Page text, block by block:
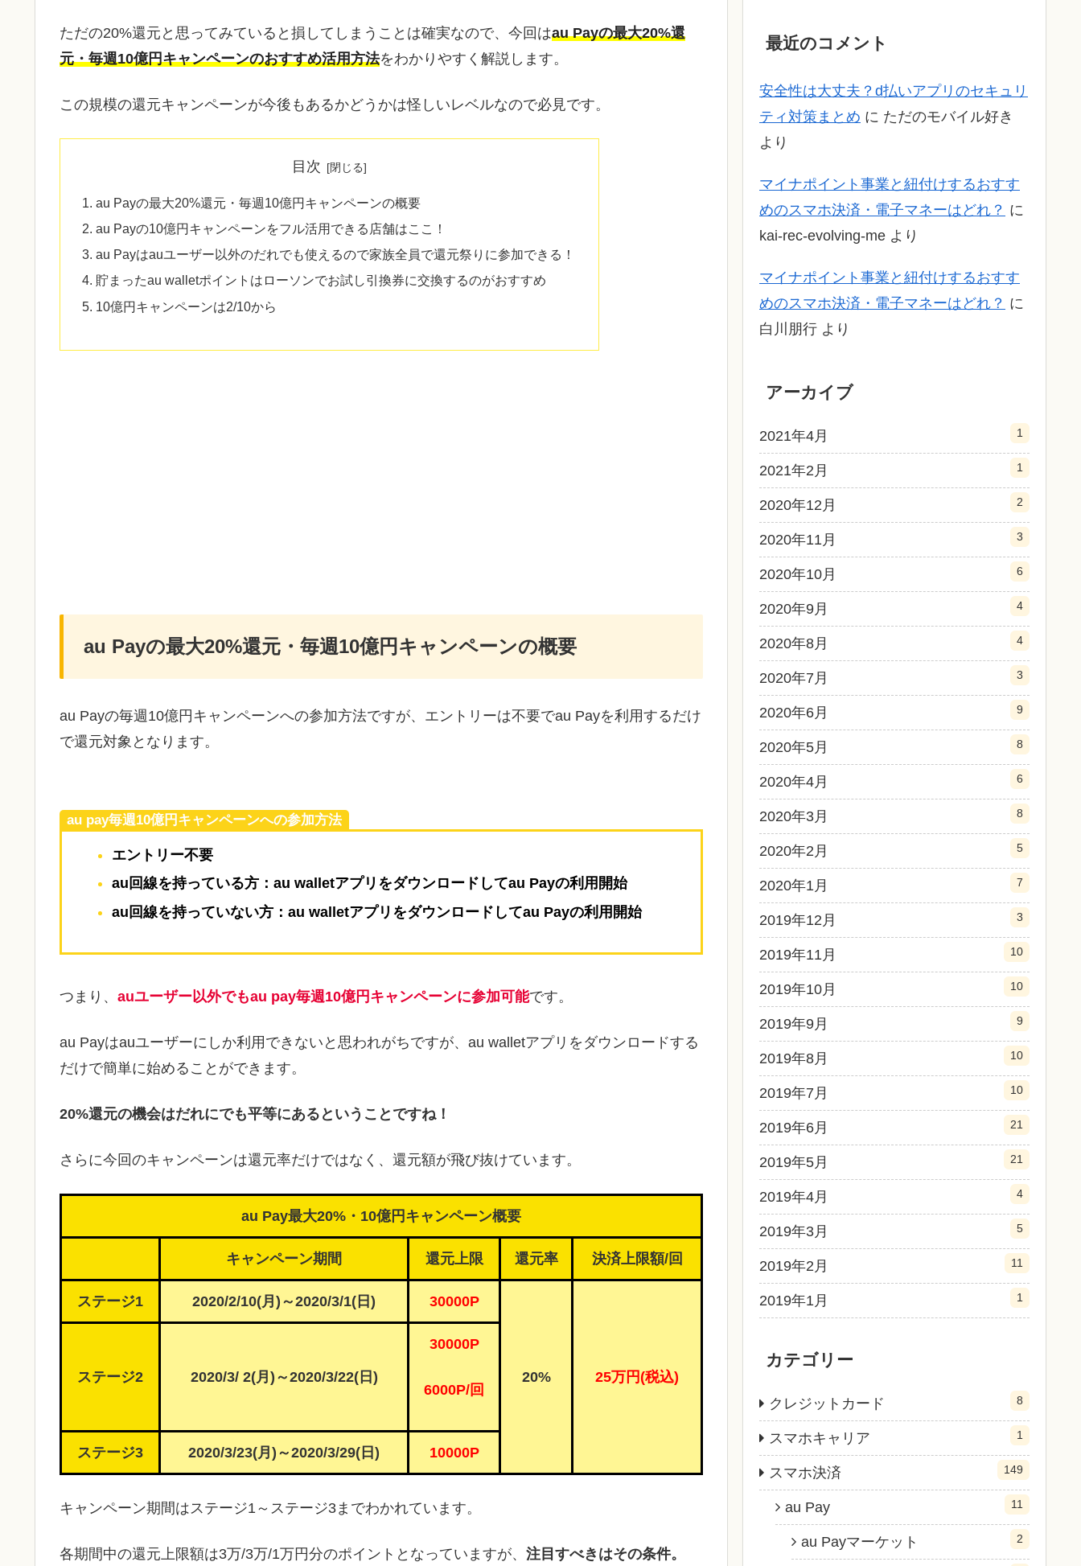
ただの20%還元と思ってみていると損してしまうことは確実なので、今回はau Payの最大20%還
元・毎週10億円キャンペーンのおすすめ活用方法をわかりやすく解説します。
この規模の還元キャンペーンが今後もあるかどうかは怪しいレベルなので必見です。
目次
au Payの最大20%還元・毎週10億円キャンペーンの概要
au Payの10億円キャンペーンをフル活用できる店舗はここ！
au Payはauユーザー以外のだれでも使えるので家族全員で還元祭りに参加できる！
貯まったau walletポイントはローソンでお試し引換券に交換するのがおすすめ
10億円キャンペーンは2/10から
au Payの最大20%還元・毎週10億円キャンペーンの概要
au Payの毎週10億円キャンペーンへの参加方法ですが、エントリーは不要でau Payを利用するだけ
で還元対象となります。
au pay毎週10億円キャンペーンへの参加方法
エントリー不要
au回線を持っている方：au walletアプリをダウンロードしてau Payの利用開始
au回線を持っていない方：au walletアプリをダウンロードしてau Payの利用開始
つまり、 auユーザー以外でもau pay毎週10億円キャンペーンに参加可能です。
au Payはauユーザーにしか利用できないと思われがちですが、au walletアプリをダウンロードする
だけで簡単に始めることができます。
20%還元の機会はだれにでも平等にあるということですね！
さらに今回のキャンペーンは還元率だけではなく、還元額が飛び抜けています。
au Pay最大20%・10億円キャンペーン概要
キャンペーン期間 還元上限 還元率 決済上限額/回
ステージ1 2020/2/10(月)～2020/3/1(日) 30000P
20% 25万円(税込)
ステージ2 2020/3/ 2(月)～2020/3/22(日)
30000P
6000P/回
ステージ3 2020/3/23(月)～2020/3/29(日) 10000P
キャンペーン期間はステージ1～ステージ3までわかれています。
各期間中の還元上限額は3万/3万/1万円分のポイントとなっていますが、 注目すべきはその条件。
最近のコメント
安全性は大丈夫？d払いアプリのセキュリ
ティ対策まとめ に ただのモバイル好き
より
マイナポイント事業と紐付けするおすす
めのスマホ決済・電子マネーはどれ？ に
kai-rec-evolving-me より
マイナポイント事業と紐付けするおすす
めのスマホ決済・電子マネーはどれ？ に
白川朋行 より
アーカイブ
2021年4月 1
2021年2月 1
2020年12月 2
2020年11月 3
2020年10月 6
2020年9月 4
2020年8月 4
2020年7月 3
2020年6月 9
2020年5月 8
2020年4月 6
2020年3月 8
2020年2月 5
2020年1月 7
2019年12月 3
2019年11月 10
2019年10月 10
2019年9月 9
2019年8月 10
2019年7月 10
2019年6月 21
2019年5月 21
2019年4月 4
2019年3月 5
2019年2月 11
2019年1月 1
カテゴリー
クレジットカード 8
スマホキャリア 1
スマホ決済 149
au Pay 11
au Payマーケット 2